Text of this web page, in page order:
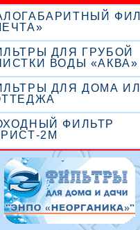
ДЛЯ ГРУБОЙ
ВОДЫ «АКВА»
ДЛЯ ДОМА
ФИЛЬТР
2М